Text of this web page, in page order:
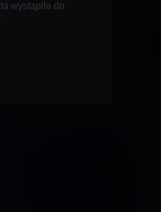
wystąpiła do